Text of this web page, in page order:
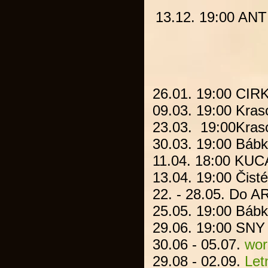
13.12. 19:00
26.01. 19:00
09.03. 19:00
23.03. 19:00
30.03. 19:00
11.04. 18:00
13.04. 19:00
22. - 28.05. Do
25.05. 19:00
29.06. 19:00 SNY
30.06 - 05.07.
29.08 - 02.09.